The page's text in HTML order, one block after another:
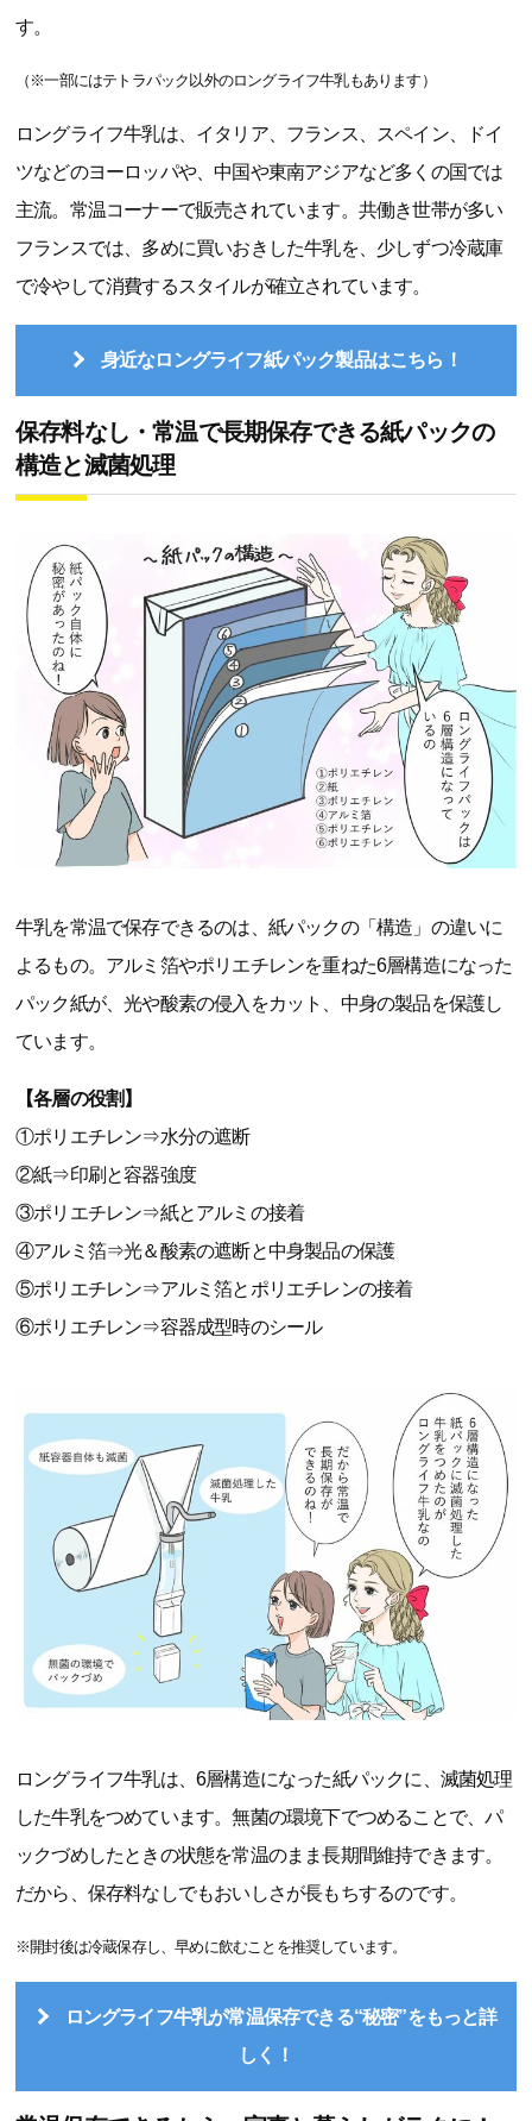
す。
（※一部にはテトラパック以外のロングライフ牛乳もあります）
ロングライフ牛乳は、イタリア、フランス、スペイン、ドイ
ツなどのヨーロッパや、中国や東南アジアなど多くの国では
主流。常温コーナーで販売されています。共働き世帯が多い
フランスでは、多めに買いおきした牛乳を、少しずつ冷蔵庫
で冷やして消費するスタイルが確立されています。
身近なロングライフ紙パック製品はこちら！
保存料なし・常温で長期保存できる紙パックの
構造と滅菌処理
牛乳を常温で保存できるのは、紙パックの「構造」の違いに
よるもの。アルミ箔やポリエチレンを重ねた6層構造になった
パック紙が、光や酸素の侵入をカット、中身の製品を保護し
ています。
【各層の役割】
①ポリエチレン⇒水分の遮断
②紙⇒印刷と容器強度
③ポリエチレン⇒紙とアルミの接着
④アルミ箔⇒光＆酸素の遮断と中身製品の保護
⑤ポリエチレン⇒アルミ箔とポリエチレンの接着
⑥ポリエチレン⇒容器成型時のシール
ロングライフ牛乳は、6層構造になった紙パックに、滅菌処理
した牛乳をつめています。無菌の環境下でつめることで、パ
ックづめしたときの状態を常温のまま長期間維持できます。
だから、保存料なしでもおいしさが長もちするのです。
※開封後は冷蔵保存し、早めに飲むことを推奨しています。
ロングライフ牛乳が常温保存できる“秘密”をもっと詳
しく！